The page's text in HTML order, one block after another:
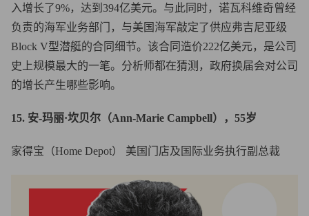
入增长了9%，达到394亿美元。与此同时，诺瓦科维奇曾经
负责的海军业务部门，与美国海军敲定了供应弗吉尼亚级
Block V型潜艇的合同细节。该合同造价222亿美元，是公司
史上规模最大的一笔。分析师都在猜测，政府换届会对公司
的增长产生哪些影响。
15. 安-玛丽·坎贝尔（Ann-Marie Campbell），55岁
家得宝（Home Depot） 美国门店及国际业务执行副总裁